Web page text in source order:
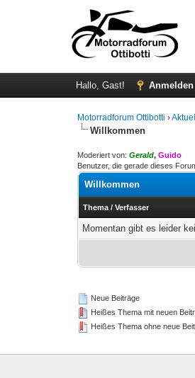
Hallo, Gast! Anmelden
Motorradforum Ottibotti ›
Willkommen
Moderiert von:Gerald,Guido
Benutzer, die gerade dieses
Willkommen
Thema /Verfasser
Momentan gibt es leider
Neue Beiträge
Heißes Thema mit neuen
Heißes Thema ohne neue